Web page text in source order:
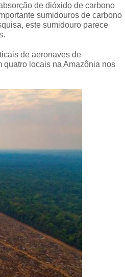
de dióxido de carbono
sumidouros de carbono
este sumidouro parece
de aeronaves de
quatro locais na Amazônia nos